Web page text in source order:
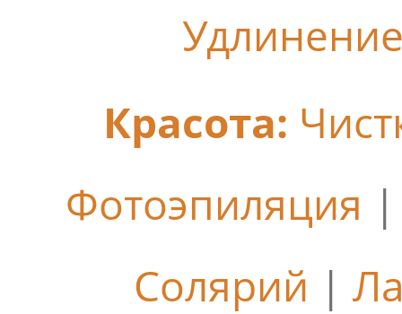
Красота:
Фотоэпиляция
Солярий |